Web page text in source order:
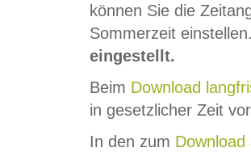
können Sie die
Sommerzeit
eingestellt.
Beim Download
in gesetzlicher Zeit
In den zum Download